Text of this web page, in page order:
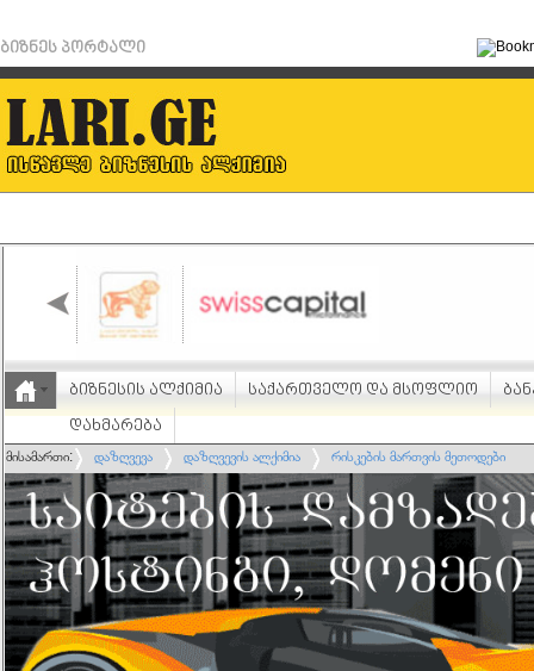
ბიზნეს პორტალი
ბიზნესის ალქიმია საქართველო და მსოფლიო
დახმარება
მისამართი: დაზღვევა დაზღვევის ალქიმია რისკების მართვის მეთოდები